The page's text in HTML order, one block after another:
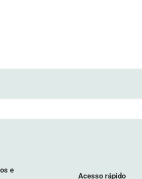
e
Acesso rápido